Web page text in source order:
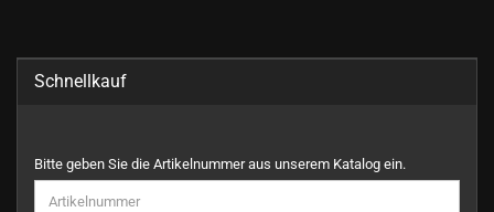
Schnellkauf
BITTE
GEBEN
SIE
Bitte geben Sie die Artikelnummer aus unserem Katalog ein.